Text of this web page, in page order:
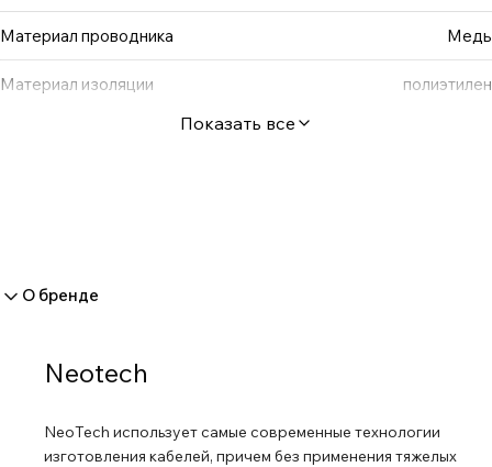
Материал проводника Медь
Материал изоляции полиэтилен
Показать все
О бренде
Neotech
NeoTech использует самые современные технологии
изготовления кабелей, причем без применения тяжелых